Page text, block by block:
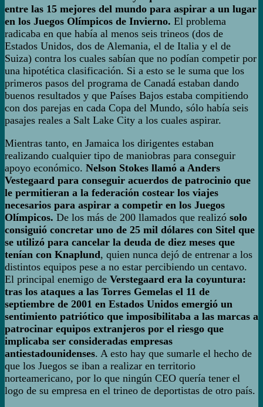
entre las 15 mejores del mundo para aspirar a un lugar
en los Juegos Olímpicos de Invierno. El problema
radicaba en que había al menos seis trineos (dos de
Estados Unidos, dos de Alemania, el de Italia y el de
Suiza) contra los cuales sabían que no podían competir por
una hipotética clasificación. Si a esto se le suma que los
primeros pasos del programa de Canadá estaban dando
buenos resultados y que Países Bajos estaba compitiendo
con dos parejas en cada Copa del Mundo, sólo había seis
pasajes reales a Salt Lake City a los cuales aspirar.
Mientras tanto, en Jamaica los dirigentes estaban
realizando cualquier tipo de maniobras para conseguir
apoyo económico. Nelson Stokes llamó a Anders
Vestegaard para conseguir acuerdos de patrocinio que
le permitieran a la federación costear los viajes
necesarios para aspirar a competir en los Juegos
Olímpicos. De los más de 200 llamados que realizó solo
consiguió concretar uno de 25 mil dólares con Sitel que
se utilizó para cancelar la deuda de diez meses que
tenían con Knaplund, quien nunca dejó de entrenar a los
distintos equipos pese a no estar percibiendo un centavo.
El principal enemigo de Verstegaard era la coyuntura:
tras los ataques a las Torres Gemelas el 11 de
septiembre de 2001 en Estados Unidos emergió un
sentimiento patriótico que imposibilitaba a las marcas a
patrocinar equipos extranjeros por el riesgo que
implicaba ser consideradas empresas
antiestadounidenses. A esto hay que sumarle el hecho de
que los Juegos se iban a realizar en territorio
norteamericano, por lo que ningún CEO quería tener el
logo de su empresa en el trineo de deportistas de otro país.